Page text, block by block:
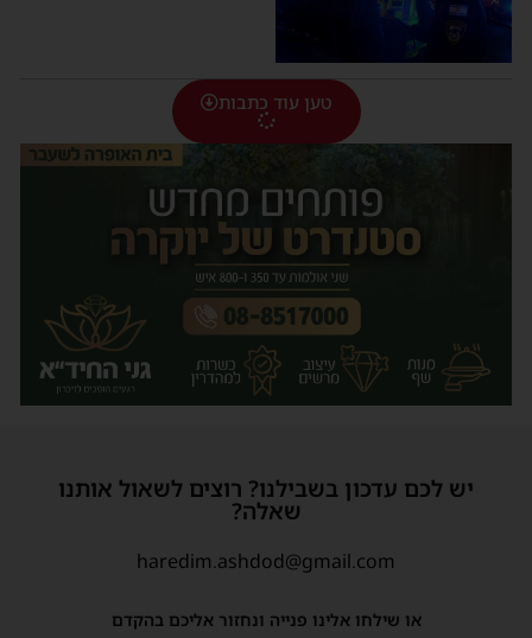
טען עוד כתבות
יש לכם עדכון בשבילנו? רוצים לשאול אותנו
שאלה?
haredim.ashdod@gmail.com
או שילחו אלינו פנייה ונחזור אליכם בהקדם